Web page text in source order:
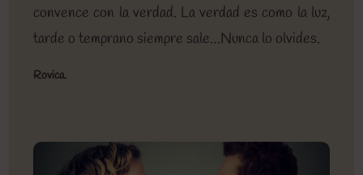
convence con la verdad. La verdad es como la luz,
tarde o temprano siempre sale…Nunca lo olvides.
Rovica.